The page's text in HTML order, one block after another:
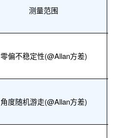
测量范围
零偏不稳定性(@Allan方差)
角度随机游走(@Allan方差)